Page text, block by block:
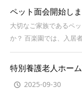
ペット面会開始し
大切なご家族であるペ
か？ 百楽園では、入居
特別養護老人ホー
2025-09-30